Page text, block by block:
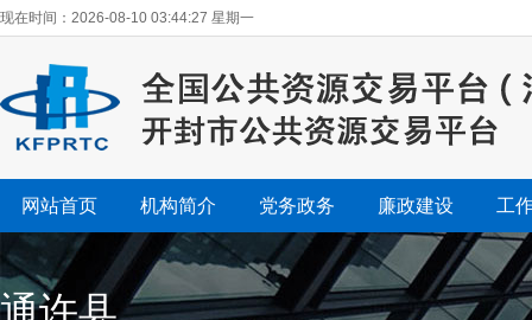
现在时间：2026-08-10 03:44:28 星期一
网站首页 机构简介 党务政务 廉政建设 工
通许县